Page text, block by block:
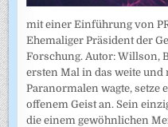
mit einer Einführung von
Ehemaliger Präsident der
Forschung. Autor: Willson,
ersten Mal in das weite und
Paranormalen wagte, setze
offenem Geist an. Sein
die einem gewöhnlichen